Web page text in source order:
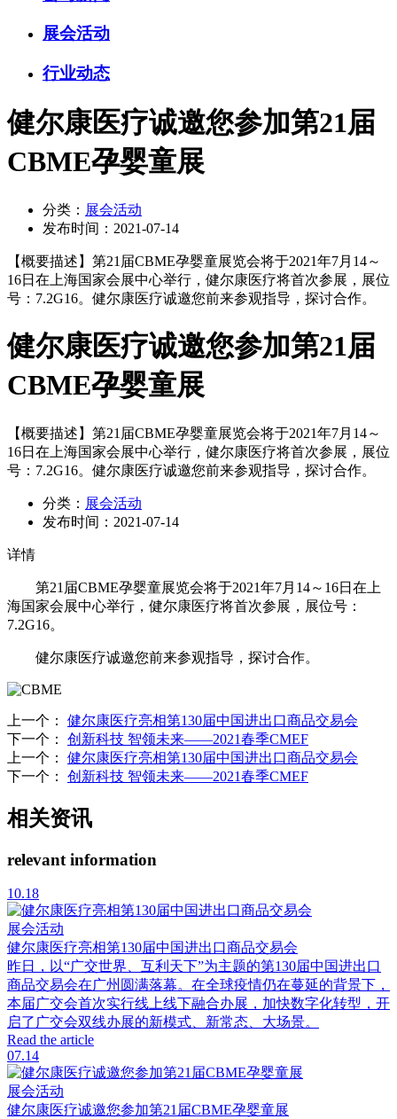
展会活动
行业动态
健尔康医疗诚邀您参加第21届
CBME孕婴童展
分类： 展会活动
发布时间： 2021-07-14
【概要描述】 第21届CBME孕婴童展览会将于2021年7月14～
16日在上海国家会展中心举行，健尔康医疗将首次参展，展位
号：7.2G16。健尔康医疗诚邀您前来参观指导，探讨合作。
健尔康医疗诚邀您参加第21届
CBME孕婴童展
【概要描述】 第21届CBME孕婴童展览会将于2021年7月14～
16日在上海国家会展中心举行，健尔康医疗将首次参展，展位
号：7.2G16。健尔康医疗诚邀您前来参观指导，探讨合作。
分类： 展会活动
发布时间： 2021-07-14
详情
第21届CBME孕婴童展览会将于2021年7月14～16日在上
海国家会展中心举行，健尔康医疗将首次参展，展位号：
7.2G16。
健尔康医疗诚邀您前来参观指导，探讨合作。
上一个 ：
健尔康医疗亮相第130届中国进出口商品交易会
下一个 ：
创新科技 智领未来——2021春季CMEF
上一个 ：
健尔康医疗亮相第130届中国进出口商品交易会
下一个 ： 创新科技 智领未来——2021春季CMEF
相关资讯
relevant information
10.18
展会活动
健尔康医疗亮相第130届中国进出口商品交易会
昨日，以“广交世界、互利天下”为主题的第130届中国进出口
商品交易会在广州圆满落幕。在全球疫情仍在蔓延的背景下，
本届广交会首次实行线上线下融合办展，加快数字化转型，开
启了广交会双线办展的新模式、新常态、大场景。
Read the article
07.14
展会活动
健尔康医疗诚邀您参加第21届CBME孕婴童展